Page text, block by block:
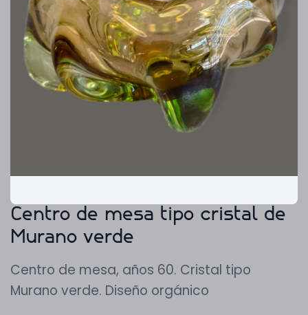
Centro de mesa tipo cristal de
Murano verde
Centro de mesa, años 60. Cristal tipo
Murano verde. Diseño orgánico